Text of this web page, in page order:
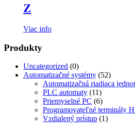
Z
Viac info
Produkty
Uncategorized (0)
Automatizačné systémy (52)
Automatizačná riadiaca
PLC automaty (11)
Priemyselné PC (6)
Programovateľné terminály
Vzdialený prístup (1)